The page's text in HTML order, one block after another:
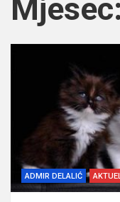
Mjesec:
ADMIR DELALIĆ